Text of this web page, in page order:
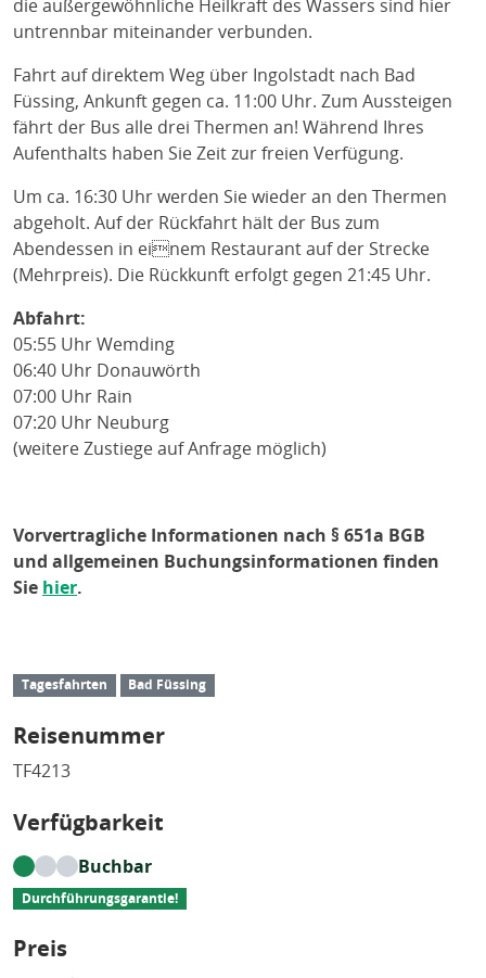
die außergewöhnliche Heilkraft des Wassers sind hier
untrennbar miteinander verbunden.
Fahrt auf direktem Weg über Ingolstadt nach Bad
Füssing, Ankunft gegen ca. 11:00 Uhr. Zum Aussteigen
fährt der Bus alle drei Thermen an! Während Ihres
Aufenthalts haben Sie Zeit zur freien Verfügung.
Um ca. 16:30 Uhr werden Sie wieder an den Thermen
abgeholt. Auf der Rückfahrt hält der Bus zum
Abendessen in einem Restaurant auf der Strecke
(Mehrpreis). Die Rückkunft erfolgt gegen 21:45 Uhr.
Abfahrt:
05:55 Uhr Wemding
06:40 Uhr Donauwörth
07:00 Uhr Rain
07:20 Uhr Neuburg
(weitere Zustiege auf Anfrage möglich)
Vorvertragliche Informationen nach § 651a BGB
und allgemeinen Buchungsinformationen finden
Sie hier.
Tagesfahrten Bad Füssing
Reisenummer
TF4213
Verfügbarkeit
Buchbar
Durchführungsgarantie!
Preis